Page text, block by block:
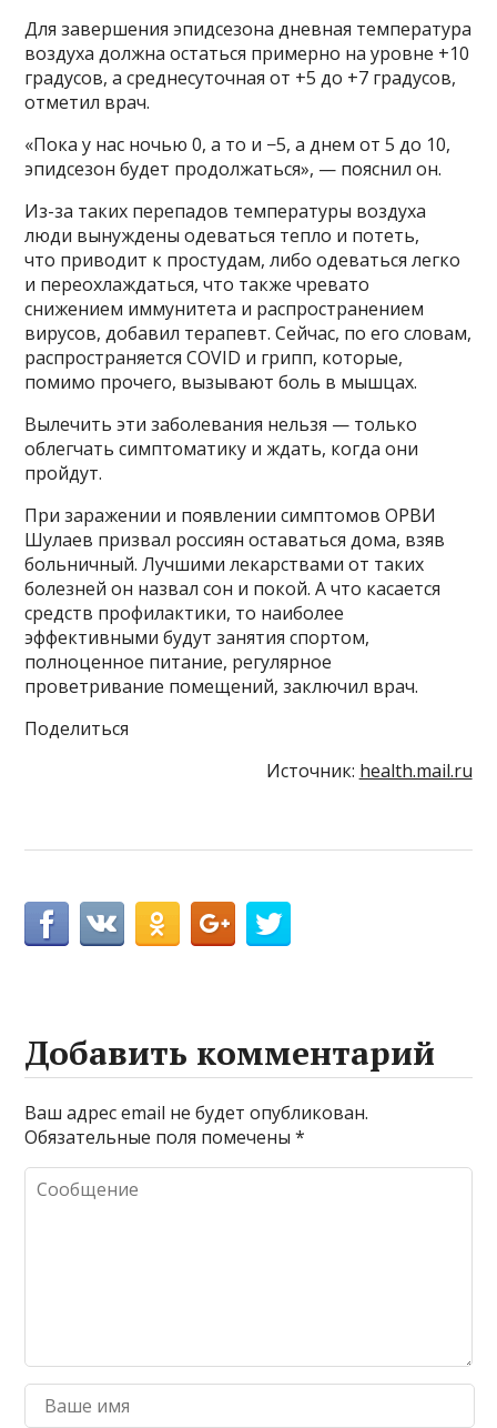
Для завершения эпидсезона дневная температура
воздуха должна остаться примерно на уровне +10
градусов, а среднесуточная от +5 до +7 градусов,
отметил врач.
«Пока у нас ночью 0, а то и −5, а днем от 5 до 10,
эпидсезон будет продолжаться», — пояснил он.
Из-за таких перепадов температуры воздуха
люди вынуждены одеваться тепло и потеть,
что приводит к простудам, либо одеваться легко
и переохлаждаться, что также чревато
снижением иммунитета и распространением
вирусов, добавил терапевт. Сейчас, по его словам,
распространяется COVID и грипп, которые,
помимо прочего, вызывают боль в мышцах.
Вылечить эти заболевания нельзя — только
облегчать симптоматику и ждать, когда они
пройдут.
При заражении и появлении симптомов ОРВИ
Шулаев призвал россиян оставаться дома, взяв
больничный. Лучшими лекарствами от таких
болезней он назвал сон и покой. А что касается
средств профилактики, то наиболее
эффективными будут занятия спортом,
полноценное питание, регулярное
проветривание помещений, заключил врач.
Поделиться
Источник: health.mail.ru
Добавить комментарий
Ваш адрес email не будет опубликован.
Обязательные поля помечены*